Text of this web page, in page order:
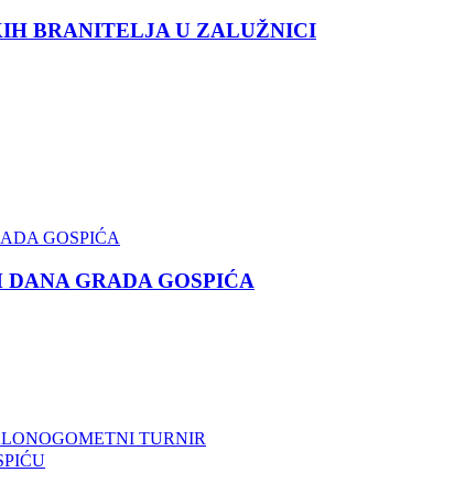
BRANITELJA U ZALUŽNICI
GRADA GOSPIĆA
TURNIR